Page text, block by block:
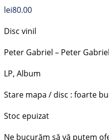
lei80.00
Disc vinil
Peter Gabriel – Peter Gabriel
LP, Album
Stare mapa / disc : foarte
Stoc epuizat